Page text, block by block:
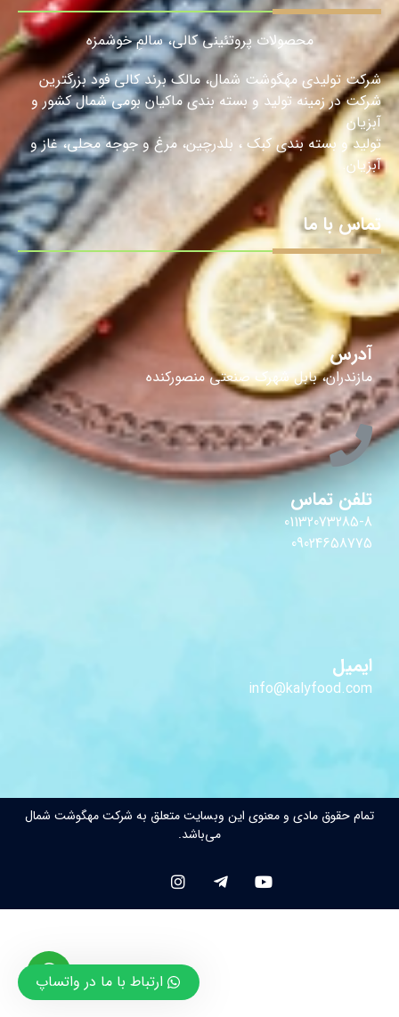
محصولات پروتئینی کالی، سالمِ خوشمزه
شرکت تولیدی مهگوشت شمال، مالک برند کالی فود بزرگترین
شرکت در زمینه تولید و بسته بندی ماکیان بومی شمال کشور و
آبزیان
تولید و بسته بندی کبک ، بلدرچین، مرغ و جوجه محلی، غاز و
آبزیان.
تماس با ما
آدرس
مازندران، بابل شهرک صنعتی منصورکنده
تلفن تماس
01132073285-8
09024658775
ایمیل
info@kalyfood.com
تمام حقوق مادی و معنوی این وبسایت متعلق به شرکت مهگوشت شمال
می‌باشد.
ارتباط با ما در واتساپ